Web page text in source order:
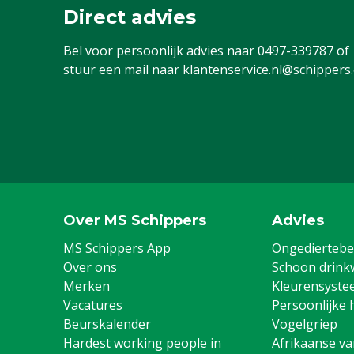
Direct advies
Bel voor persoonlijk advies naar0497-339787of
stuur een mail naar
Over MS Schippers
MS Schippers App
Over ons
Merken
Vacatures
Beurskalender
Hardest working people in
Advies
Schoon
Persoonlijke
Vogelgriep
Afrikaanse